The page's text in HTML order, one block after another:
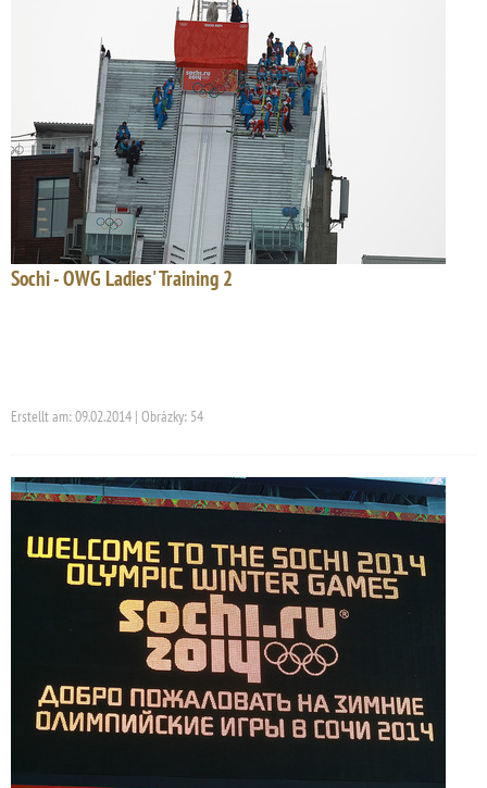
Sochi - OWG Ladies' Training 2
Erstellt am: 09.02.2014 | Obrázky: 54